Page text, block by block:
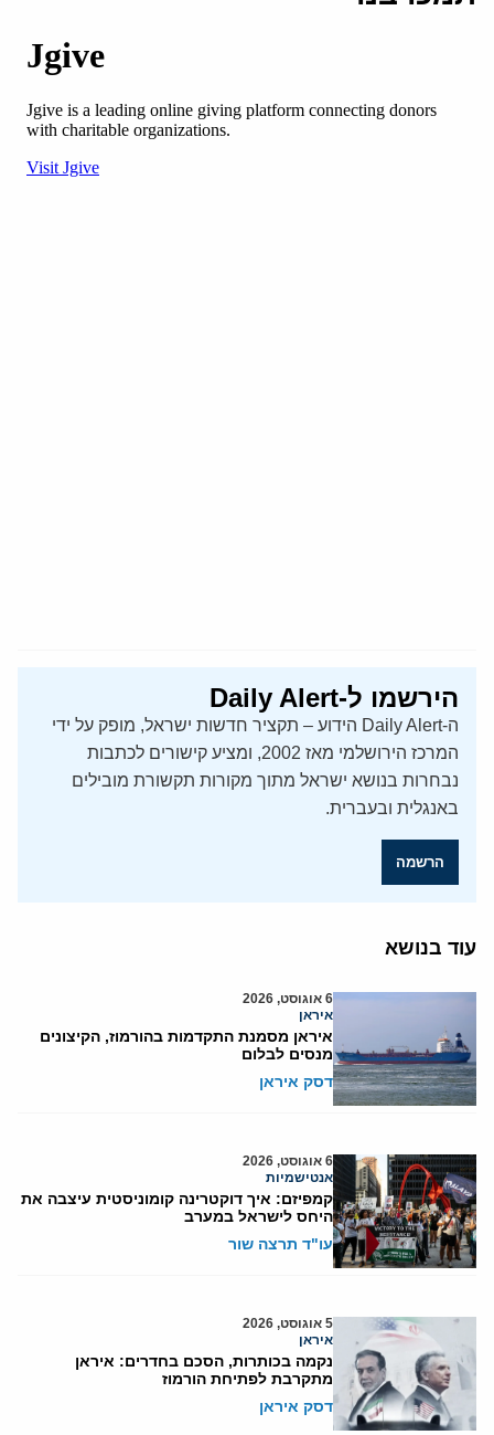
הירשמו ל-Daily Alert
ה-Daily Alert הידוע – תקציר חדשות ישראל, מופק על ידי
המרכז הירושלמי מאז 2002, ומציע קישורים לכתבות
נבחרות בנושא ישראל מתוך מקורות תקשורת מובילים
באנגלית ובעברית.
הרשמה
עוד בנושא
6 אוגוסט, 2026
איראן
איראן מסמנת התקדמות בהורמוז, הקיצונים
מנסים לבלום
דסק איראן
6 אוגוסט, 2026
אנטישמיות
קמפיזם: איך דוקטרינה קומוניסטית עיצבה את
היחס לישראל במערב
עו"ד תרצה שור
5 אוגוסט, 2026
איראן
נקמה בכותרות, הסכם בחדרים: איראן
מתקרבת לפתיחת הורמוז
דסק איראן